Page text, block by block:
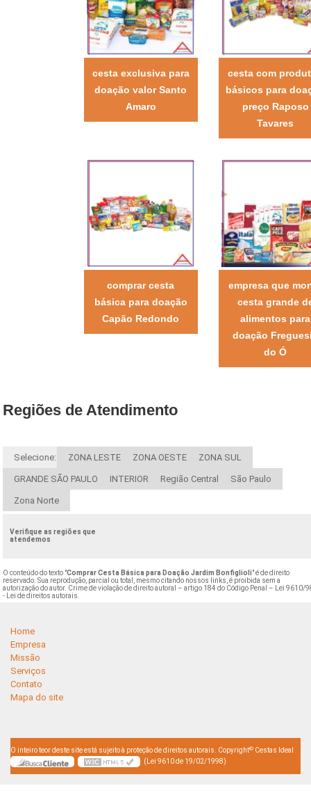
cesta exclusiva para
doação valor Santo
Amaro
cesta com
básicos para
preço Raposo
Tavares
comprar cesta
básica para doação
Capão Redondo
empresa que
cesta grande
alimentos para
doação
do Ó
Regiões de Atendimento
Selecione: ZONA LESTE ZONA OESTE ZONA SUL
GRANDE SÃO PAULO INTERIOR Região Central São Paulo
Zona Norte
Verifique as regiões que
atendemos
O conteúdo do texto "Comprar Cesta Básica para Doação Jardim Bonfiglioli" é de direito
reservado. Sua reprodução, parcial ou total, mesmo citando nossos links, é proibida sem a
autorização do autor. Crime de violação de direito autoral – artigo 184 do Código Penal –
Lei 9610/
- Lei de direitos autorais
Home
Empresa
Missão
Serviços
Contato
Mapa do site
O inteiro teor deste site está sujeito à proteção de direitos autorais. Copyright© Cestas Ideal
(Lei 9610 de 19/02/1998)